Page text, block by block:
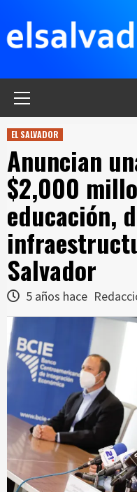
contenido
EL SALVADOR
Anuncian
$2,000
educación,
Salvador
5 años hace